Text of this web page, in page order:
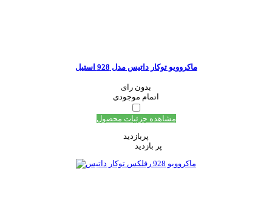
ماکروویو توکار داتیس مدل 928 استیل
بدون رای
اتمام موجودی
مشاهده جزئیات محصول
پربازدید
پر بازدید